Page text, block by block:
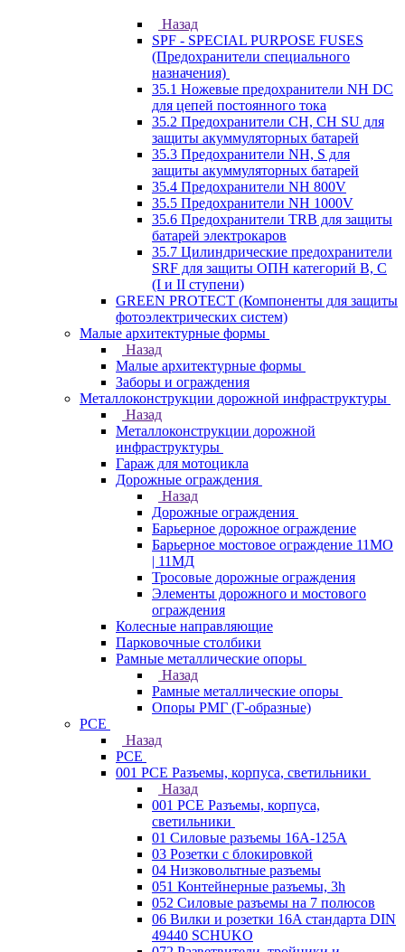
Назад
SPF - SPECIAL PURPOSE FUSES
(Предохранители специального
назначения)
35.1 Ножевые предохранители NH DC
для цепей постоянного тока
35.2 Предохранители CH, CH SU для
защиты акуммуляторных батарей
35.3 Предохранители NH, S для
защиты акуммуляторных батарей
35.4 Предохранители NH 800V
35.5 Предохранители NH 1000V
35.6 Предохранители TRB для защиты
батарей электрокаров
35.7 Цилиндрические предохранители
SRF для защиты ОПН категорий B, C
(I и II ступени)
GREEN PROTECT (Компоненты для защиты
фотоэлектрических систем)
Малые архитектурные формы
Назад
Малые архитектурные формы
Заборы и ограждения
Металлоконструкции дорожной инфраструктуры
Назад
Металлоконструкции дорожной
инфраструктуры
Гараж для мотоцикла
Дорожные ограждения
Назад
Дорожные ограждения
Барьерное дорожное ограждение
Барьерное мостовое ограждение 11МО
| 11МД
Тросовые дорожные ограждения
Элементы дорожного и мостового
ограждения
Колесные направляющие
Парковочные столбики
Рамные металлические опоры
Назад
Рамные металлические опоры
Опоры РМГ (Г-образные)
PCE
Назад
PCE
001 PCE Разъемы, корпуса, светильники
Назад
001 PCE Разъемы, корпуса,
светильники
01 Силовые разъемы 16А-125А
03 Розетки с блокировкой
04 Низковольтные разъемы
051 Контейнерные разъемы, 3h
052 Силовые разъемы на 7 полюсов
06 Вилки и розетки 16A стандарта DIN
49440 SCHUKO